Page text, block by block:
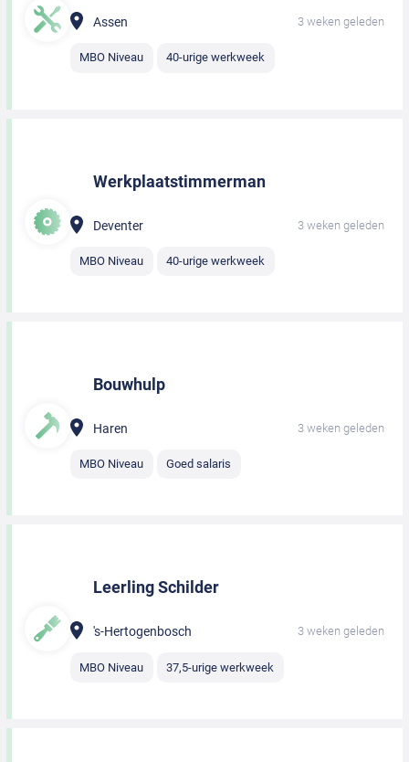
Assen 3 weken geleden
MBO Niveau 40-urige werkweek
Werkplaatstimmerman
Deventer 3 weken geleden
MBO Niveau 40-urige werkweek
Bouwhulp
Haren 3 weken geleden
MBO Niveau Goed salaris
Leerling Schilder
's-Hertogenbosch 3 weken geleden
MBO Niveau 37,5-urige werkweek